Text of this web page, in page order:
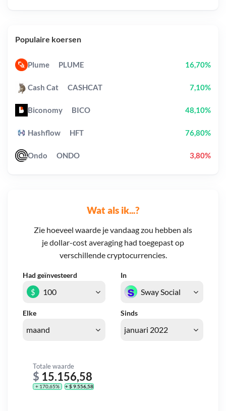
Wat als ik...?
Zie hoeveel waarde je vandaag zou hebben als
je dollar-cost averaging had toegepast op
verschillende cryptocurrencies.
Had geïnvesteerd In
Elke Sinds
$
Totale waarde
$ 15.156,58
+ 170,65% + $ 9.556,58
Populaire koersen
Plume PLUME 16,70%
Cash Cat CASHCAT 7,10%
Biconomy BICO 48,10%
Hashflow HFT 76,80%
Ondo ONDO 3,80%